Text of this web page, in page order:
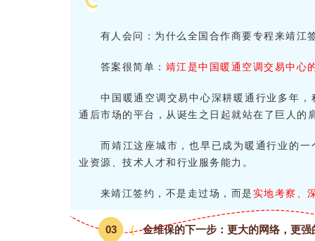
有人会问：为什么全国合作商要专程来靖江
答案很简单： 靖江是中国暖通空调交易中心
中国暖通空调交易中心深耕暖通行业多年
通后市场的平台，从诞生之日起就站在了巨人的
而靖江这座城市，也早已成为暖通行业的
业资源、技术人才和行业服务能力。
来靖江签约，不是走过场，而是实地考察、
( 金维保的下一步：更大的网络，更强
03